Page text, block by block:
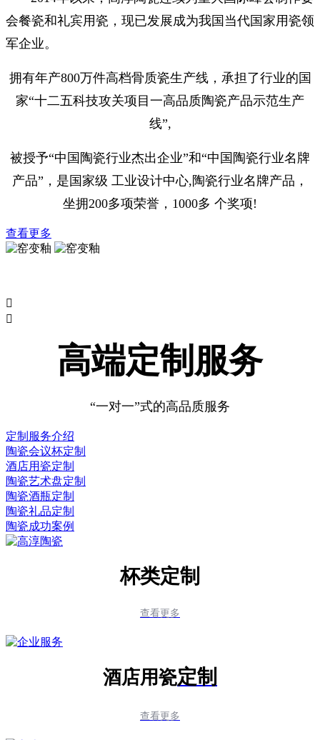
会餐瓷和礼宾用瓷，现已发展成为我国当代国家用瓷领
军企业。
拥有年产800万件高档骨质瓷生产线，承担了行业的国
家“十二五科技攻关项目一高品质陶瓷产品示范生产
线”,
被授予“中国陶瓷行业杰出企业”和“中国陶瓷行业名牌
产品”，是国家级 工业设计中心,陶瓷行业名牌产品，
坐拥200多项荣誉，1000多 个奖项!
查看更多


高端定制服务
“一对一”式的高品质服务
定制服务介绍
陶瓷会议杯定制
酒店用瓷定制
陶瓷艺术盘定制
陶瓷酒瓶定制
陶瓷礼品定制
陶瓷成功案例
杯类定制
查看更多
酒店用瓷定制
查看更多